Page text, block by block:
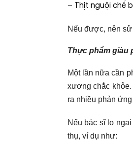
– Thịt nguội chế
Nếu được, nên
Thực phẩm giàu
Một lần nữa cần
xương chắc
ra nhiều phản
Nếu bác sĩ lo
thụ, ví dụ như: